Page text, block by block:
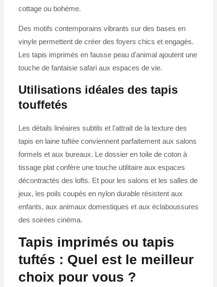
cottage ou bohème.
Des motifs contemporains vibrants sur des bases en
vinyle permettent de créer des foyers chics et engagés.
Les tapis imprimés en fausse peau d'animal ajoutent une
touche de fantaisie safari aux espaces de vie.
Utilisations idéales des tapis
touffetés
Les détails linéaires subtils et l'attrait de la texture des
tapis en laine tuftée conviennent parfaitement aux salons
formels et aux bureaux. Le dossier en toile de coton à
tissage plat confère une touche utilitaire aux espaces
décontractés des lofts. Et pour les salons et les salles de
jeux, les poils coupés en nylon durable résistent aux
enfants, aux animaux domestiques et aux éclaboussures
des soirées cinéma.
Tapis imprimés ou tapis
tuftés : Quel est le meilleur
choix pour vous ?